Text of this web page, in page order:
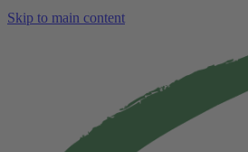
Skip to main content